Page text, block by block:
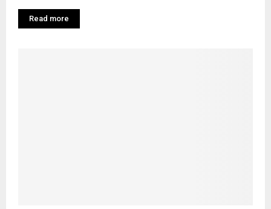
Read more